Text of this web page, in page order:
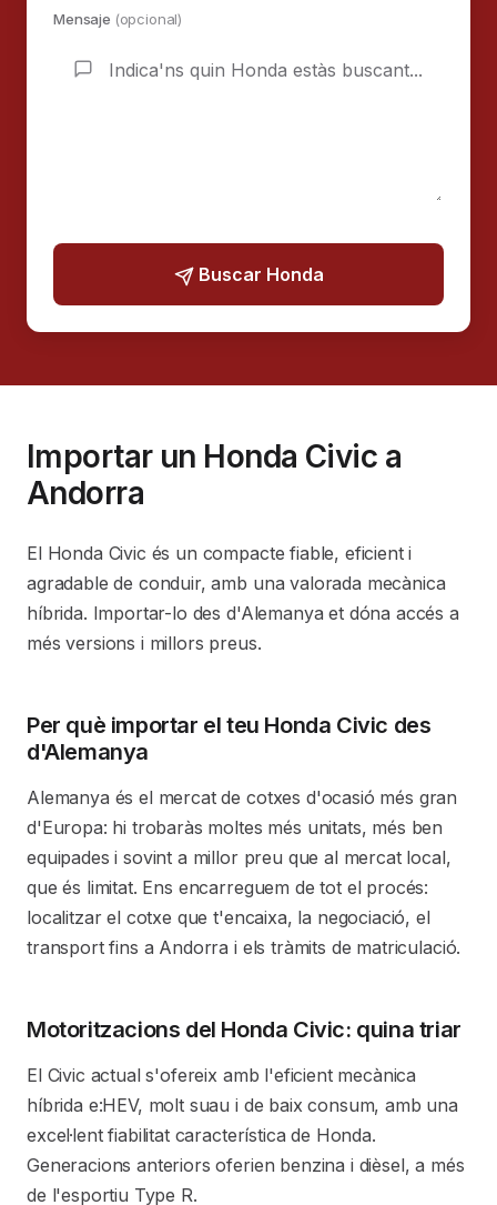
Mensaje (opcional)
Buscar Honda
Importar un Honda Civic a
Andorra
El Honda Civic és un compacte fiable, eficient i
agradable de conduir, amb una valorada mecànica
híbrida. Importar-lo des d'Alemanya et dóna accés a
més versions i millors preus.
Per què importar el teu Honda Civic des
d'Alemanya
Alemanya és el mercat de cotxes d'ocasió més gran
d'Europa: hi trobaràs moltes més unitats, més ben
equipades i sovint a millor preu que al mercat local,
que és limitat. Ens encarreguem de tot el procés:
localitzar el cotxe que t'encaixa, la negociació, el
transport fins a Andorra i els tràmits de matriculació.
Motoritzacions del Honda Civic: quina triar
El Civic actual s'ofereix amb l'eficient mecànica
híbrida e:HEV, molt suau i de baix consum, amb una
excel·lent fiabilitat característica de Honda.
Generacions anteriors oferien benzina i dièsel, a més
de l'esportiu Type R.